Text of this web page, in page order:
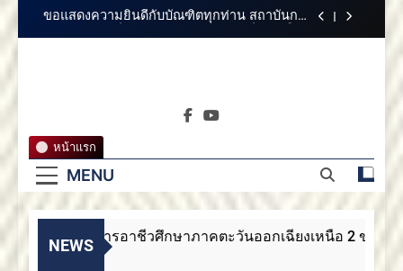
ขอแสดงความยินดีกับบัณฑิตทุกท่าน สถาบันการ
เหนือ 2 ขอแสดงความยินดี
สถาบันการอาชีวศึกษาภาคตะวันออกเฉียงเหนือ
2 ประกาศสรรหากรรมการสภาสถาบันผู้ทรง
คุณวุฒิ
ขอแสดงความยินดีกับบัณฑิตทุกท่าน สถาบันการ
อาชีวศึกษาภาคตะวันออกเฉียงเหนือ 2
สถาบันการอาชีวศึกษาภาคตะวันออกเฉียงเหนือ
2 ขอแสดงความยินดี
สถาบันการ
ภาคตะวัน
ออกเฉียง
เหนือ 2
สถาบันการอาชีวศึกษาภาค
MENU
หน้าแรก
NEWS
สถาบันการอาชีวศึกษาภาคตะวันออกเฉียงเหนือ 2 ขอแสด